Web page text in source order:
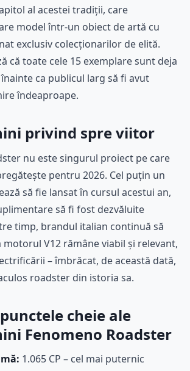
al acestei tradiții, care
model într-un obiect de artă cu
exclusiv colecționarilor de elită.
că toate cele 15 exemplare sunt deja
ca publicul larg să fi avut
îndeaproape.
privind spre viitor
nu este singurul proiect pe care
pentru 2026. Cel puțin un
să fie lansat în cursul acestui an,
să fi fost dezvăluite
timp, brandul italian continuă să
motorul V12 rămâne viabil și relevant,
– îmbrăcat, de această dată,
roadster din istoria sa.
cheie ale
Fenomeno Roadster
1.065 CP – cel mai puternic